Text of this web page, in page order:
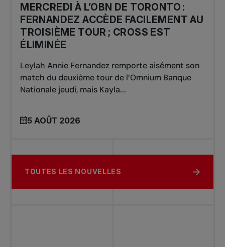
MERCREDI À L’OBN DE TORONTO :
FERNANDEZ ACCÈDE FACILEMENT AU
TROISIÈME TOUR ; CROSS EST
ÉLIMINÉE
Leylah Annie Fernandez remporte aisément son
match du deuxième tour de l’Omnium Banque
Nationale jeudi, mais Kayla...
5 AOÛT 2026
TOUTES LES NOUVELLES